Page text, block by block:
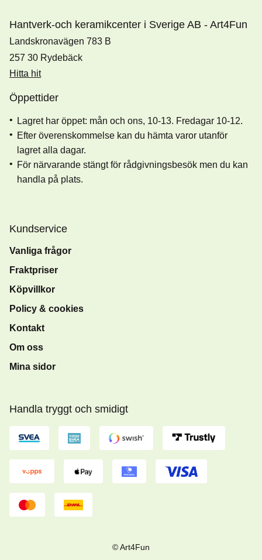
Hantverk-och keramikcenter i Sverige AB - Art4Fun
Landskronavägen 783 B
257 30 Rydebäck
Hitta hit
Öppettider
Lagret har öppet: mån och ons, 10-13. Fredagar 10-12.
Efter överenskommelse kan du hämta varor utanför
lagret alla dagar.
För närvarande stängt för rådgivningsbesök men du kan
handla på plats.
Kundservice
Vanliga frågor
Fraktpriser
Köpvillkor
Policy & cookies
Kontakt
Om oss
Mina sidor
Handla tryggt och smidigt
© Art4Fun